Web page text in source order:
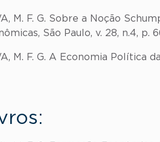
M. F. G. Sobre a Noção
São Paulo, v. 28, n.4, p.
M. F. G. A Economia Política